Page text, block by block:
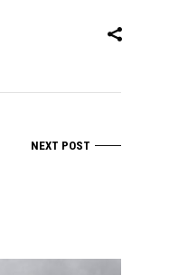
NEXT POST